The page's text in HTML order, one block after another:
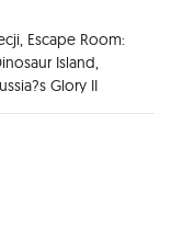
Escape Room:
Island,
Glory II